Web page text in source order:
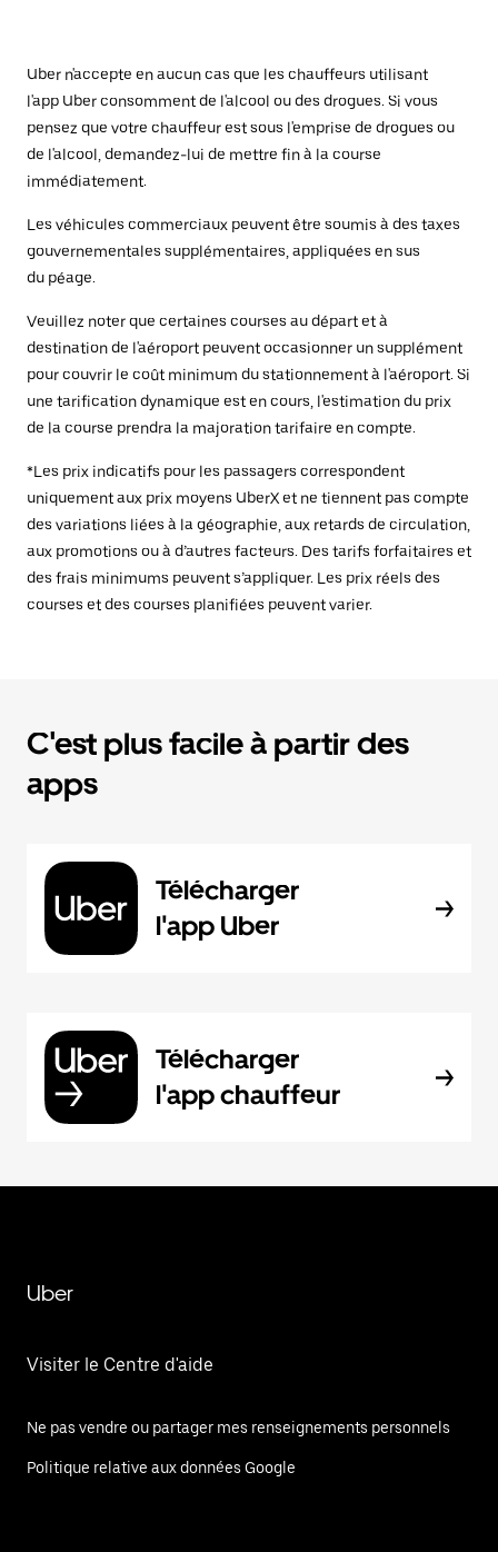
Uber n'accepte en aucun cas que les chauffeurs utilisant
l'app Uber consomment de l'alcool ou des drogues. Si vous
pensez que votre chauffeur est sous l'emprise de drogues ou
de l'alcool, demandez-lui de mettre fin à la course
immédiatement.
Les véhicules commerciaux peuvent être soumis à des taxes
gouvernementales supplémentaires, appliquées en sus
du péage.
Veuillez noter que certaines courses au départ et à
destination de l'aéroport peuvent occasionner un supplément
pour couvrir le coût minimum du stationnement à l'aéroport. Si
une tarification dynamique est en cours, l'estimation du prix
de la course prendra la majoration tarifaire en compte.
*Les prix indicatifs pour les passagers correspondent
uniquement aux prix moyens UberX et ne tiennent pas compte
des variations liées à la géographie, aux retards de circulation,
aux promotions ou à d’autres facteurs. Des tarifs forfaitaires et
des frais minimums peuvent s’appliquer. Les prix réels des
courses et des courses planifiées peuvent varier.
C'est plus facile à partir des
apps
Télécharger
l'app Uber
Télécharger
l'app chauffeur
Uber
Visiter le Centre d'aide
Ne pas vendre ou partager mes renseignements personnels
Politique relative aux données Google